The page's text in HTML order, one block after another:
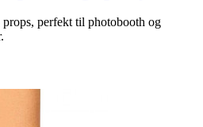
perfekt til photobooth og